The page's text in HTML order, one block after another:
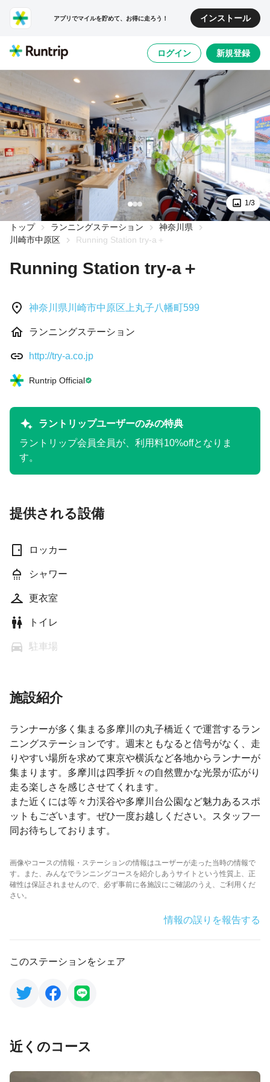
アプリでマイルを貯めて、お得に走ろう！ インストール
ログイン 新規登録
1/3
トップ ランニングステーション
神奈川県
川崎市中原区
Running Station try-a＋
Running Station try-a＋
神奈川県川崎市中原区上丸子八幡町599
ランニングステーション
http://try-a.co.jp
Runtrip Official
ラントリップユーザーのみの特典
ラントリップ会員全員が、利用料10%offとなりま
す。
提供される設備
ロッカー
シャワー
更衣室
トイレ
駐車場
施設紹介
ランナーが多く集まる多摩川の丸子橋近くで運営するラン
ニングステーションです。週末ともなると信号がなく、走
りやすい場所を求めて東京や横浜など各地からランナーが
集まります。多摩川は四季折々の自然豊かな光景が広がり
走る楽しさを感じさせてくれます。
また近くには等々力渓谷や多摩川台公園など魅力あるスポ
ットもございます。ぜひ一度お越しください。スタッフ一
同お待ちしております。
画像やコースの情報・ステーションの情報はユーザーが走った当時の情報で
す。また、みんなでランニングコースを紹介しあうサイトという性質上、正
確性は保証されませんので、必ず事前に各施設にご確認のうえ、ご利用くだ
さい。
情報の誤りを報告する
このステーションをシェア
近くのコース